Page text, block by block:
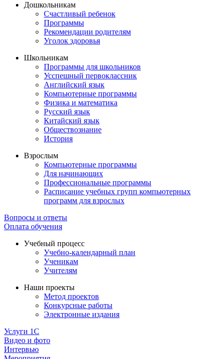
Дошкольникам
Счастливый ребенок
Программы
Рекомендации родителям
Уголок здоровья
Школьникам
Программы для школьников
Усспешный первоклассник
Английский язык
Компьютерные программы
Физика и математика
Русский язык
Китайский язык
Обществознание
История
Взрослым
Компьютерные программы
Для начинающих
Профессиональные программы
Расписание учебных групп компьютерных
программ для взрослых
Вопросы и ответы
Оплата обучения
Учебный процесс
Учебно-календарный план
Ученикам
Учителям
Наши проекты
Метод проектов
Конкурсные работы
Электронные издания
Услуги 1C
Видео и фото
Интервью